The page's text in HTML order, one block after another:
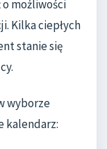
możliwości
Kilka ciepłych
stanie się
wyborze
kalendarz: